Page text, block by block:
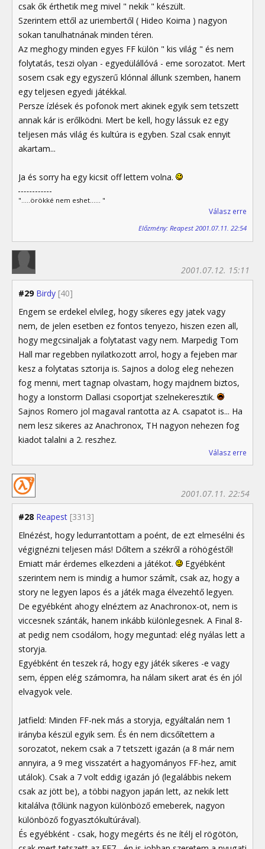
csak ők érthetik meg mivel " nekik " készült.
Szerintem ettől az uriembertől ( Hideo Koima ) nagyon
sokan tanulhatnának minden téren.
Az meghogy minden egyes FF külön " kis világ " és nem
folytatás, teszi olyan - egyedülállóvá - eme sorozatot. Mert
sosem csak egy egyszerű klónnal állunk szemben, hanem
egy teljesen egyedi játékkal.
Persze ízlések és pofonok mert akinek egyik sem tetszett
annak kár is erőlködni. Mert be kell, hogy lássuk ez egy
teljesen más világ és kultúra is egyben. Szal csak ennyit
akartam...
Ja és sorry ha egy kicsit off lettem volna.
".....örökké nem eshet...... "
Válasz erre
Előzmény: Reapest 2001.07.11. 22:54
#29 Birdy [40]
2001.07.12. 15:11
Engem se erdekel elvileg, hogy sikeres egy jatek vagy
nem, de jelen esetben ez fontos tenyezo, hiszen ezen all,
hogy megcsinaljak a folytatast vagy nem. Marpedig Tom
Hall mar regebben nyilatkozott arrol, hogy a fejeben mar
kesz a folytatas sztorija is. Sajnos a dolog eleg nehezen
fog menni, mert tagnap olvastam, hogy majdnem biztos,
hogy a Ionstorm Dallasi csoportjat szelnekeresztik.
Sajnos Romero jol magaval rantotta az A. csapatot is... Ha
nem lesz sikeres az Anachronox, TH nagyon nehezen fog
kiadot talalni a 2. reszhez.
Válasz erre
#28 Reapest [3313]
2001.07.11. 22:54
Elnézést, hogy ledurrantottam a poént, de ezt elmesélni és
végignézni teljesen más! Dőltem a székről a röhögéstől!
Emiatt már érdemes elkezdeni a játékot.
Egyébként
szerintem nem is mindig a humor számít, csak az, hogy a
story ne legyen lapos és a játék maga élvezehtő legyen.
De egyébként ahogy elnéztem az Anachronox-ot, nem is
viccesnek szánták, hanem inkább különlegesnek. A Final 8-
at pedig nem csodálom, hogy meguntad: elég nyálas lett a
storyja.
Egyébként én teszek rá, hogy egy játék sikeres -e vagy
sem, éppen elég számomra, ha nálam sikert arat és én jól
elvagyok vele.
Jatfield: Minden FF-nek más a storyja, egyáltalán nem 1
irányba készül egyik sem. És én nem dicsőítettem a
sorozatot, nekem csak a 7 tetszett igazán (a 8 már nem
annyira, a 9 meg visszatért a hagyományos FF-hez, amit
utálok). Csak a 7 volt eddig igazán jó (legalábbis nekem
csak az jött be), a többi nagyon japán lett, az nekik lett
kitalálva (tőlünk nagyon különböző emeberek, nagyon
különböző fogyasztókultúrával).
És egyébként - csak, hogy megérts és ne ítélj el rögötön,